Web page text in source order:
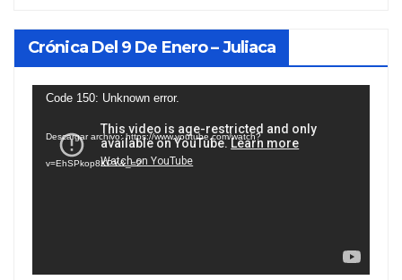
Crónica Del 9 De Enero – Juliaca
Reproductor
vídeo
Code 150: Unknown error.
Descargar archivo: https://www.youtube.com/watch?
v=EhSPkop8KPY&_=2